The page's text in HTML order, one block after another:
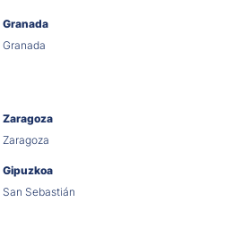
Granada
Granada
Zaragoza
Zaragoza
Gipuzkoa
San Sebastián